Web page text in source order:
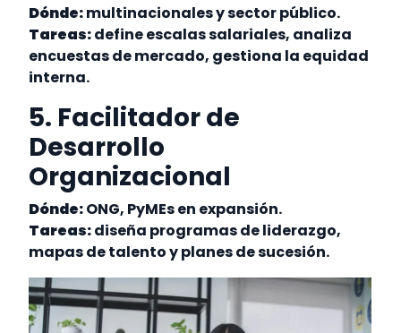
Dónde:multinacionales y sector público.
Tareas:define escalas salariales, analiza
encuestas de mercado, gestiona la equidad
interna.
5. Facilitador de
Desarrollo
Organizacional
Dónde:ONG, PyMEs en expansión.
Tareas:diseña programas de liderazgo,
mapas de talento y planes de sucesión.